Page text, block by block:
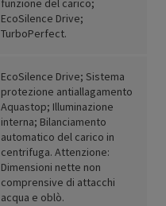
funzione del carico;
EcoSilence Drive;
TurboPerfect.
EcoSilence Drive; Sistema
protezione antiallagamento
Aquastop; Illuminazione
interna; Bilanciamento
automatico del carico in
centrifuga. Attenzione:
Dimensioni nette non
comprensive di attacchi
acqua e oblò.